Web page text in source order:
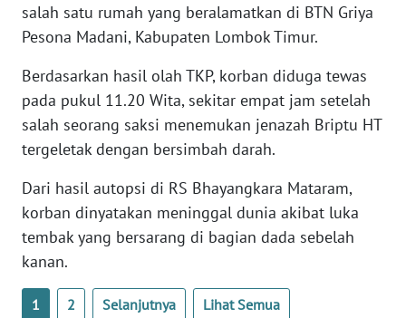
salah satu rumah yang beralamatkan di BTN Griya
Pesona Madani, Kabupaten Lombok Timur.
Berdasarkan hasil olah TKP, korban diduga tewas
pada pukul 11.20 Wita, sekitar empat jam setelah
salah seorang saksi menemukan jenazah Briptu HT
tergeletak dengan bersimbah darah.
Dari hasil autopsi di RS Bhayangkara Mataram,
korban dinyatakan meninggal dunia akibat luka
tembak yang bersarang di bagian dada sebelah
kanan.
1 2 Selanjutnya Lihat Semua
WN
WN
JAMBI
SULTRA
WN
WN